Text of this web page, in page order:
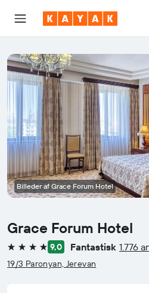
Grace Forum Hotel
4 stjerner 9,0 Fantastisk 1.776
19/3 Paronyan, Jerevan
Billeder af Grace Forum Hotel